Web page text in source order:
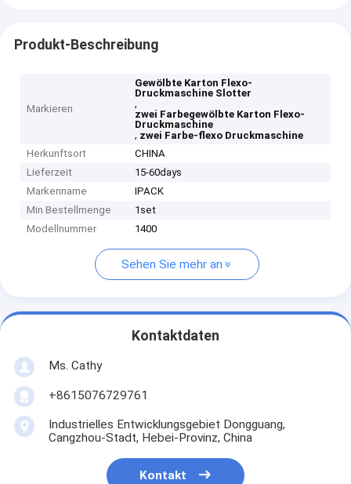
Produkt-Beschreibung
Markieren
Gewölbte Karton Flexo-
Druckmaschine Slotter
,
zwei Farbegewölbte Karton Flexo-
Druckmaschine
, zwei Farbe-flexo Druckmaschine
Herkunftsort
CHINA
Lieferzeit
15-60days
Markenname
IPACK
Min Bestellmenge
1set
Modellnummer
1400
Sehen Sie mehr an
Kontaktdaten
Ms. Cathy
+8615076729761
Industrielles Entwicklungsgebiet Dongguang,
Cangzhou-Stadt, Hebei-Provinz, China
Kontakt